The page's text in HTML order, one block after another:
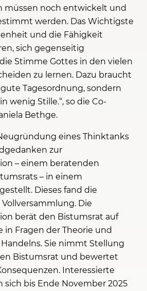
müssen noch entwickelt und
werden. Das Wichtigste
und die Fähigkeit
sich gegenseitig
Stimme Gottes in den vielen
zu lernen. Dazu braucht
Tagesordnung, sondern
wenig Stille.“, so die Co-
Bethge.
eines Thinktanks
zur
– einem beratenden
– in einem
Dieses fand die
Die
berät den Bistumsrat auf
in Fragen der Theorie und
Sie nimmt Stellung
Bistumsrat und bewertet
Interessierte
sich bis Ende November 2025